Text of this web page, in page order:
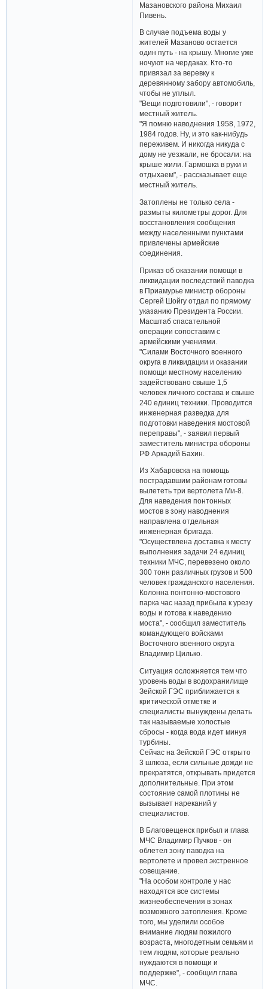
Мазановского района Михаил
Пивень.
В случае подъема воды у
жителей Мазаново остается
один путь - на крышу. Многие уже
ночуют на чердаках. Кто-то
привязал за веревку к
деревянному забору автомобиль,
чтобы не уплыл.
"Вещи подготовили", - говорит
местный житель.
"Я помню наводнения 1958, 1972,
1984 годов. Ну, и это как-нибудь
переживем. И никогда никуда с
дому не уезжали, не бросали: на
крыше жили. Гармошка в руки и
отдыхаем", - рассказывает еще
местный житель.
Затоплены не только села -
размыты километры дорог. Для
восстановления сообщения
между населенными пунктами
привлечены армейские
соединения.
Приказ об оказании помощи в
ликвидации последствий паводка
в Приамурье министр обороны
Сергей Шойгу отдал по прямому
указанию Президента России.
Масштаб спасательной
операции сопоставим с
армейскими учениями.
"Силами Восточного военного
округа в ликвидации и оказании
помощи местному населению
задействовано свыше 1,5
человек личного состава и свыше
240 единиц техники. Проводится
инженерная разведка для
подготовки наведения мостовой
переправы", - заявил первый
заместитель министра обороны
РФ Аркадий Бахин.
Из Хабаровска на помощь
пострадавшим районам готовы
вылететь три вертолета Ми-8.
Для наведения понтонных
мостов в зону наводнения
направлена отдельная
инженерная бригада.
"Осуществлена доставка к месту
выполнения задачи 24 единиц
техники МЧС, перевезено около
300 тонн различных грузов и 500
человек гражданского населения.
Колонна понтонно-мостового
парка час назад прибыла к урезу
воды и готова к наведению
моста", - сообщил заместитель
командующего войсками
Восточного военного округа
Владимир Цилько.
Ситуация осложняется тем что
уровень воды в водохранилище
Зейской ГЭС приближается к
критической отметке и
специалисты вынуждены делать
так называемые холостые
сбросы - когда вода идет минуя
турбины.
Сейчас на Зейской ГЭС открыто
3 шлюза, если сильные дожди не
прекратятся, открывать придется
дополнительные. При этом
состояние самой плотины не
вызывает нареканий у
специалистов.
В Благовещенск прибыл и глава
МЧС Владимир Пучков - он
облетел зону паводка на
вертолете и провел экстренное
совещание.
"На особом контроле у нас
находятся все системы
жизнеобеспечения в зонах
возможного затопления. Кроме
того, мы уделили особое
внимание людям пожилого
возраста, многодетным семьям и
тем людям, которые реально
нуждаются в помощи и
поддержке", - сообщил глава
МЧС.